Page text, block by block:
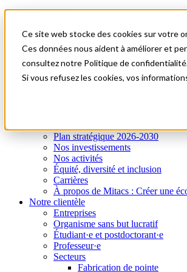
Ce site web stocke des cookies sur votre
Ces données nous aident à améliorer et
consultez notre Politique de
Si vous refusez les cookies, vos
Nouvelles et événements
English
Commençons!
Menu A0
Plan stratégique 2026-2030
Nos investissements
Nos activités
Équité, diversité et inclusion
Carrières
À propos de Mitacs : Créer une
Notre clientèle
Entreprises
Organisme sans but lucratif
Étudiant·e et postdoctorant·e
Professeur·e
Secteurs
Fabrication de pointe